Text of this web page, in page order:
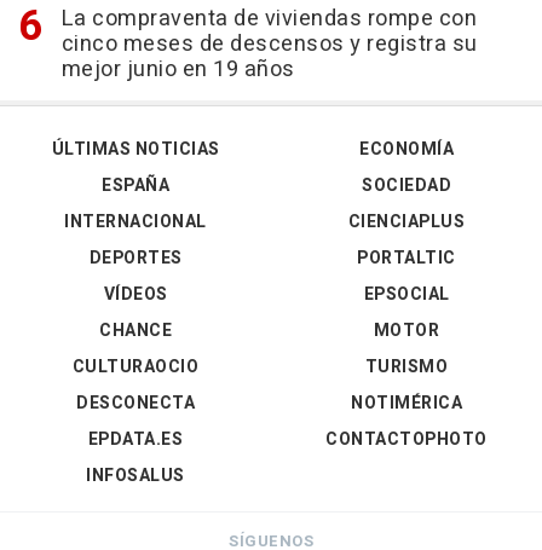
La compraventa de viviendas rompe con
cinco meses de descensos y registra su
mejor junio en 19 años
ÚLTIMAS NOTICIAS
ESPAÑA
INTERNACIONAL
DEPORTES
VÍDEOS
ECONOMÍA
SOCIEDAD
CIENCIAPLUS
PORTALTIC
EPSOCIAL
CHANCE
CULTURAOCIO
DESCONECTA
EPDATA.ES
INFOSALUS
MOTOR
TURISMO
NOTIMÉRICA
CONTACTOPHOTO
SÍGUENOS